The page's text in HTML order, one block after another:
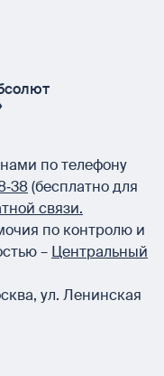
по телефону
(бесплатно для
связи.
по контролю и
– Центральный
, ул. Ленинская